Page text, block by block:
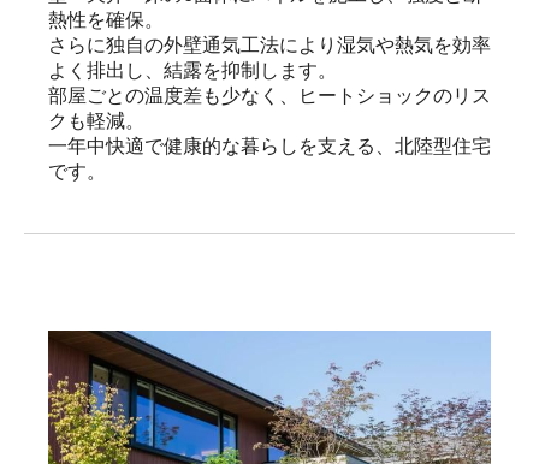
熱性を確保。
さらに独自の外壁通気工法により湿気や熱気を効率
よく排出し、結露を抑制します。
部屋ごとの温度差も少なく、ヒートショックのリス
クも軽減。
一年中快適で健康的な暮らしを支える、北陸型住宅
です。